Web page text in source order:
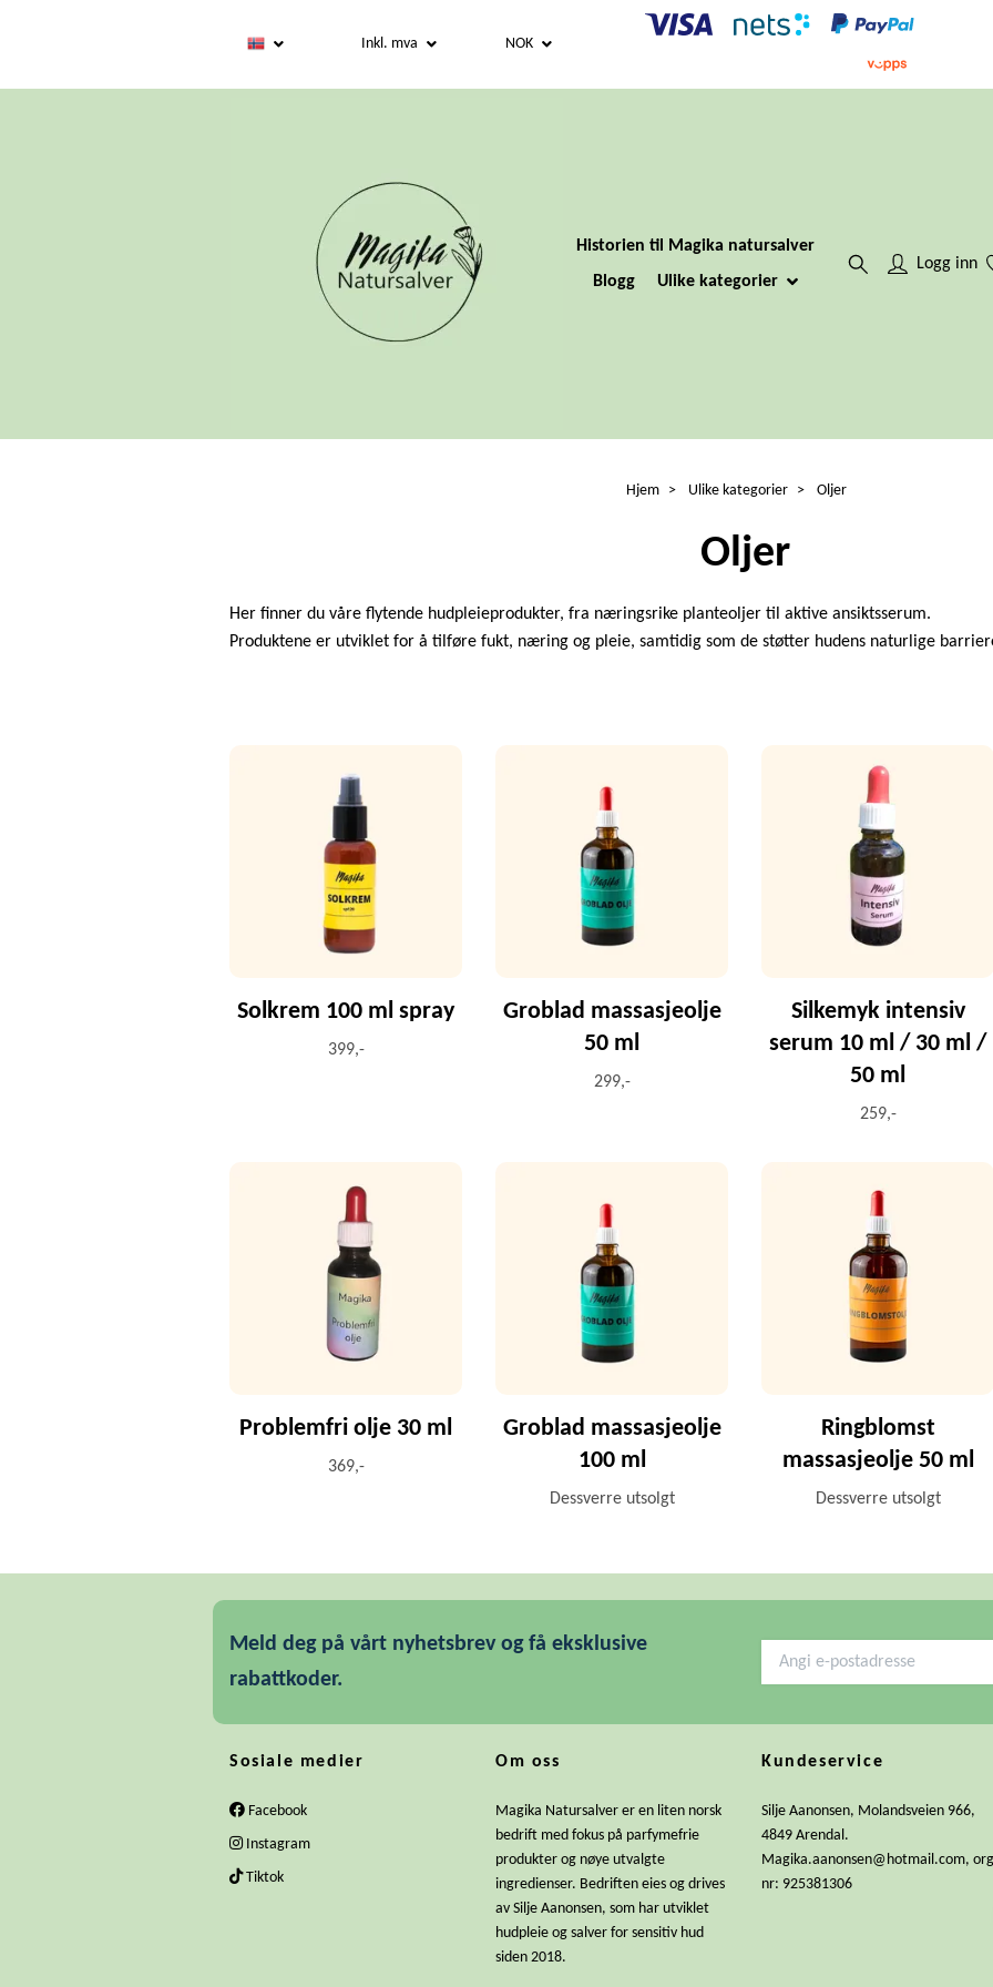
Inkl. mva NOK
Historien til Magika natursalver
Blogg
Ulike kategorier
Logg inn
Hjem Ulike kategorier Oljer
Oljer
Her finner du våre flytende hudpleieprodukter, fra næringsrike planteoljer til aktive ansiktsserum.
Produktene er utviklet for å tilføre fukt, næring og pleie, samtidig som de støtter hudens naturlige
Solkrem 100 ml spray
399,-
Groblad massasjeolje
50 ml
299,-
Silkemyk intensiv
serum 10 ml / 30 ml /
50 ml
259,-
Problemfri olje 30 ml
369,-
Groblad massasjeolje
100 ml
Dessverre utsolgt
Ringblomst
massasjeolje 50 ml
Dessverre utsolgt
Meld deg på vårt nyhetsbrev og få eksklusive
rabattkoder.
Sosiale medier
Facebook
Instagram
Tiktok
Om oss
Magika Natursalver er en liten norsk
bedrift med fokus på parfymefrie
produkter og nøye utvalgte
ingredienser. Bedriften eies og drives
av Silje Aanonsen, som har utviklet
hudpleie og salver for sensitiv hud
siden 2018.
Kundeservice
Silje Aanonsen, Molandsveien 966,
4849 Arendal.
Magika.aanonsen@hotmail.com, org
nr: 925381306